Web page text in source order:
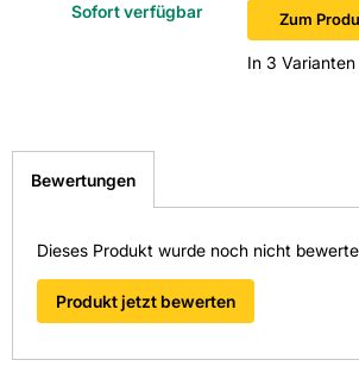
Zum
In 3 Varianten
Sofort verfügbar
Bewertungen
Dieses Produkt wurde noch nicht
Produkt jetzt bewerten